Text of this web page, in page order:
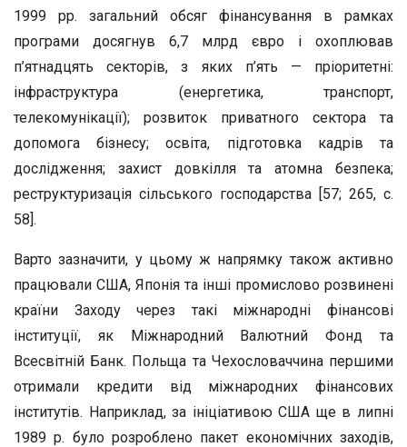
1999 рр. загальний обсяг фінансування в рамках
програми досягнув 6,7 млрд євро і охоплював
п’ятнадцять секторів, з яких п’ять — пріоритетні:
інфраструктура (енергетика, транспорт,
телекомунікації); розвиток приватного сектора та
допомога бізнесу; освіта, підготовка кадрів та
дослідження; захист довкілля та атомна безпека;
реструктуризація сільського господарства [57; 265, с.
58].
Варто зазначити, у цьому ж напрямку також активно
працювали США, Японія та інші промислово розвинені
країни Заходу через такі міжнародні фінансові
інституції, як Міжнародний Валютний Фонд та
Всесвітній Банк. Польща та Чехословаччина першими
отримали кредити від міжнародних фінансових
інститутів. Наприклад, за ініціативою США ще в липні
1989 р. було розроблено пакет економічних заходів,